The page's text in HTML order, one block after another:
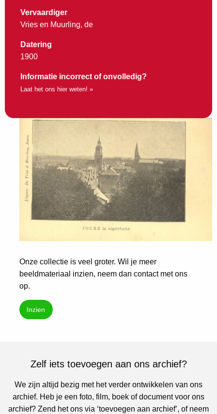
Vervaardiger
Vries en Muurling, de
Datering
1900
Informatie incorrect of onvolledig?
Laat het ons hier weten! »
Onze collectie is veel groter. Wil je meer
beeldmateriaal inzien, neem dan contact met ons
op.
Inzien
Zelf iets toevoegen aan ons archief?
We zijn altijd bezig met het verder ontwikkelen van ons
archief. Heb je een foto, film, boek of document voor ons
archief? Zend het ons via ‘toevoegen aan archief’, of neem